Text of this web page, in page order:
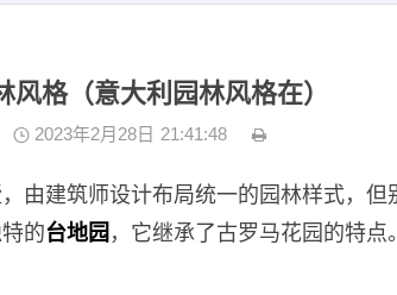
风格（意大利园林风格在）
2023年2月28日 21:41:48
由建筑师设计布局统一的园林样式，但
的台地园 ，它继承了古罗马花园的特点。